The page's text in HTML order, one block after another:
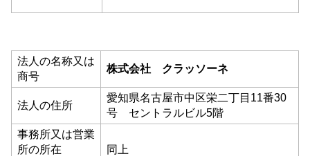
法人の名称又は
商号
株式会社 クラッソーネ
法人の住所
愛知県名古屋市中区栄二丁目11番30
号 セントラルビル5階
事務所又は営業
所の所在
同上